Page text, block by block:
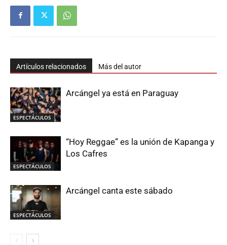
Artículos relacionados Más del autor
ESPECTÁCULOS
Arcángel ya está en Paraguay
ESPECTÁCULOS
“Hoy Reggae” es la unión de Kapanga y
Los Cafres
ESPECTÁCULOS
Arcángel canta este sábado